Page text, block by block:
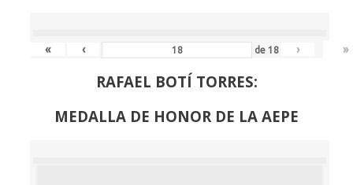
« ‹ de18 › »
RAFAEL BOTÍ TORRES:
MEDALLA DE HONOR DE LA AEPE